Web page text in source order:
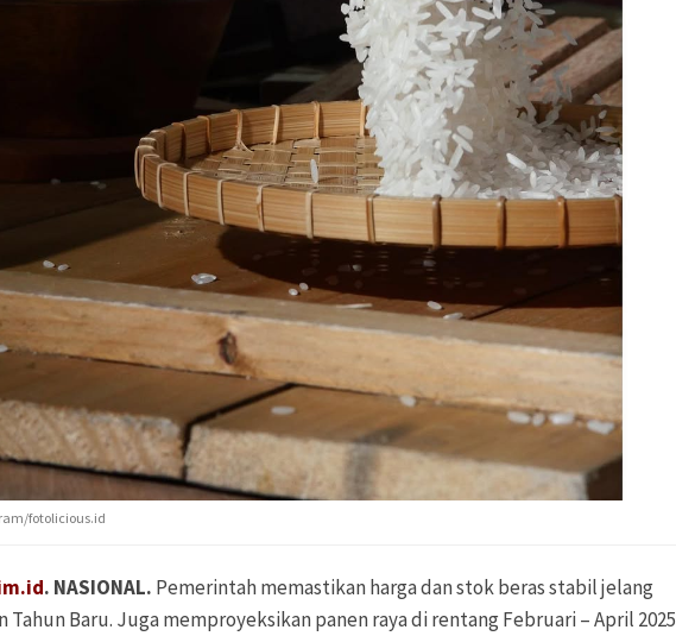
fotolicious.id
. NASIONAL. Pemerintah memastikan harga dan stok beras stabil jelang
Tahun Baru. Juga memproyeksikan panen raya di rentang Februari – April 2025